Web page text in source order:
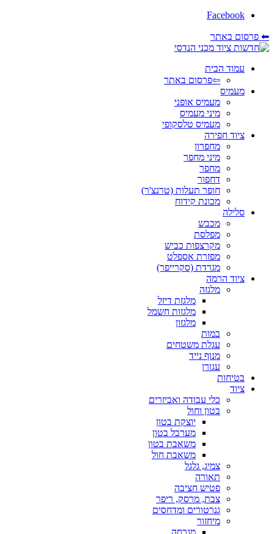
Facebook
⬅ פרסום באתר
עמוד הבית
⇦פרסום באתר
מעמיס
מעמיס אופני
מיני מעמיס
מעמיס טלסקופי
ציוד חפירה
מחפרון
מיני מחפר
מחפר
דחפור
חופר תעלות (טרנצ'ר)
מכונת קידוח
סלילה
מכבש
מפלסת
מקרצפות כביש
מפזרת אספלט
מגרדת (סקרייפר)
ציוד הרמה
מלגזה
מלגזת דיזל
מלגזות חשמל
מלגזון
במות
עגלת משטחים
מנוף נייד
עגורן
בטיחות
ציוד
כלי עבודה ואביזרים
בטון וחול
יוצקת בטון
מערבל בטון
משאבת בטון
משאבת חול
צמיג, גלגל
תאורה
פטיש חציבה
צבת, מרסק, ריפר
גנרטורים ומדחסים
מיחזור
מגרסה